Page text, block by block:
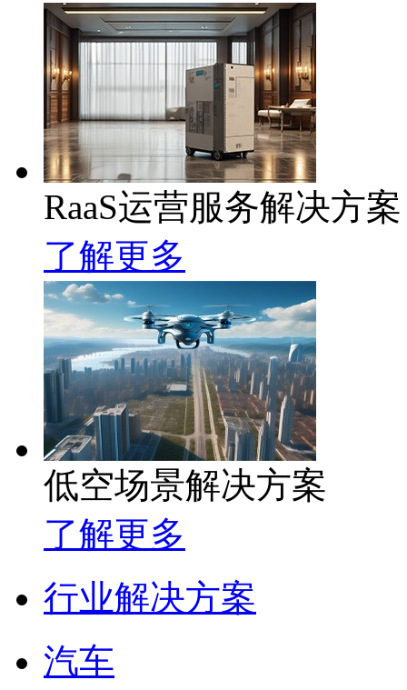
RaaS运营服务解决方案
了解更多
低空场景解决方案
了解更多
行业解决方案
汽车